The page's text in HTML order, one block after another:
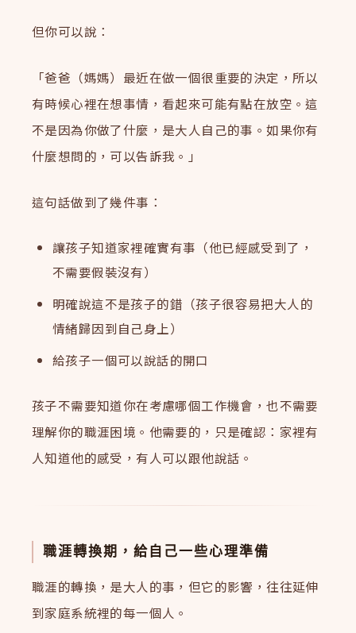
但你可以說：
「爸爸（媽媽）最近在做一個很重要的決定，所以
有時候心裡在想事情，看起來可能有點在放空。這
不是因為你做了什麼，是大人自己的事。如果你有
什麼想問的，可以告訴我。」
這句話做到了幾件事：
讓孩子知道家裡確實有事（他已經感受到了，
不需要假裝沒有）
明確說這不是孩子的錯（孩子很容易把大人的
情緒歸因到自己身上）
給孩子一個可以說話的開口
孩子不需要知道你在考慮哪個工作機會，也不需要
理解你的職涯困境。他需要的，只是確認：家裡有
人知道他的感受，有人可以跟他說話。
職涯轉換期，給自己一些心理準備
職涯的轉換，是大人的事，但它的影響，往往延伸
到家庭系統裡的每一個人。